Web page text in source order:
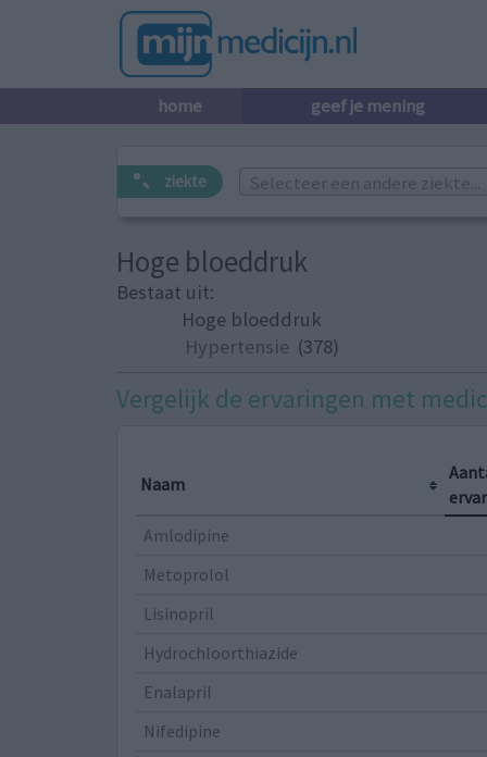
home geef je mening
ziekte Selecteer een andere ziekte...
Hoge bloeddruk
Bestaat uit:
Hoge bloeddruk
Hypertensie (378)
Vergelijk de ervaringen met
Naam
Amlodipine
Metoprolol
Lisinopril
Hydrochloorthiazide
Enalapril
Nifedipine